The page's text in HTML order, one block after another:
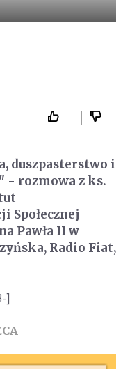
duszpasterstwo i
- rozmowa z ks.
Społecznej
Pawła II w
Radio Fiat,
]